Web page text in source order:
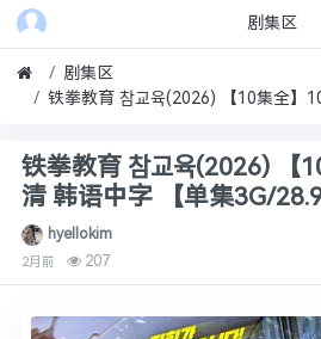
剧集区
剧集区
铁拳教育 참교육(2026) 【
清 韩语中字 【单集3G/
hyellokim
2月前 207